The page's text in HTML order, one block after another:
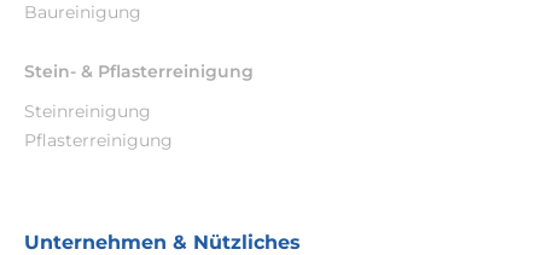
Baureinigung
Stein- & Pflasterreinigung
Steinreinigung
Pflasterreinigung
Unternehmen & Nützliches